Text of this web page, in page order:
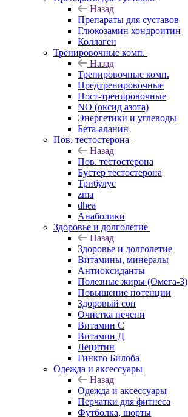
Назад
Препараты для суставов
Глюкозамин хондроитин
Коллаген
Тренировочные комп.
Назад
Тренировочные комп.
Предтренировочные
Пост-тренировочные
NO (оксид азота)
Энергетики и углеводы
Бета-аланин
Пов. тестостерона
Назад
Пов. тестостерона
Бустер тестостерона
Трибулус
zma
dhea
Анаболики
Здоровье и долголетие
Назад
Здоровье и долголетие
Витамины, минералы
Антиоксиданты
Полезные жиры (Омега-3)
Повышение потенции
Здоровый сон
Очистка печени
Витамин С
Витамин Д
Лецитин
Гинкго Билоба
Одежда и аксессуары
Назад
Одежда и аксессуары
Перчатки для фитнеса
Футболка, шорты